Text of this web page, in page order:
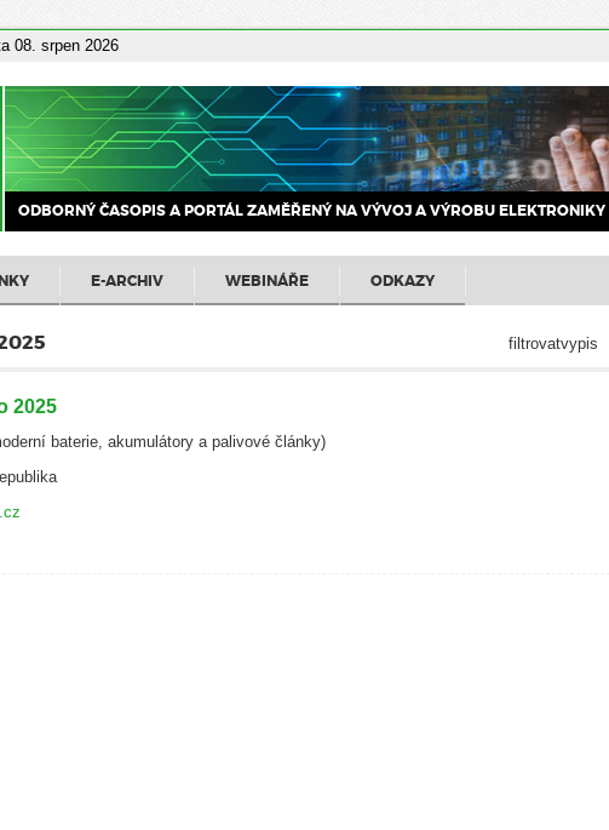
08. srpen 2026
ODBORNÝ ČASOPIS A PORTÁL ZAMĚŘENÝ NA VÝVOJ A VÝROBU ELEKTRONIKY
E-ARCHIV WEBINÁŘE ODKAZY
filtrovatvypis
2025
baterie, akumulátory a palivové články)